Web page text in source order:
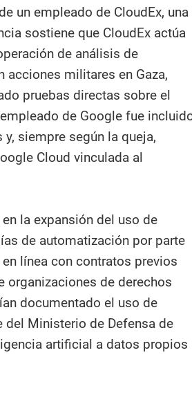
un empleado de CloudEx, una
sostiene que CloudEx actúa
de análisis de
acciones militares en Gaza,
pruebas directas sobre el
de Google fue
siempre según la queja,
Cloud vinculada al
la expansión del uso de
de automatización por parte
línea con contratos previos
organizaciones de derechos
documentado el uso de
Ministerio de Defensa de
artificial a datos propios